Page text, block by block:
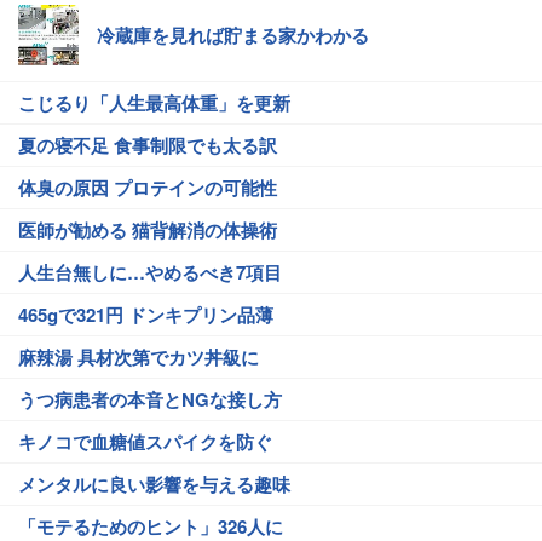
冷蔵庫を見れば貯まる家かわかる
こじるり「人生最高体重」を更新
夏の寝不足 食事制限でも太る訳
体臭の原因 プロテインの可能性
医師が勧める 猫背解消の体操術
人生台無しに…やめるべき7項目
465gで321円 ドンキプリン品薄
麻辣湯 具材次第でカツ丼級に
うつ病患者の本音とNGな接し方
キノコで血糖値スパイクを防ぐ
メンタルに良い影響を与える趣味
「モテるためのヒント」326人に